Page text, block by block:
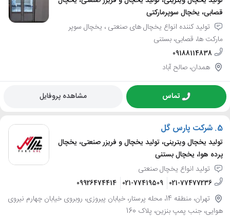
قصابی، یخچال سوپرمارکتی
تولید کننده انواع یخچال های صنعتی ، یخچال سوپر
مارکت ها، قصابی، بستنی
09188114838
همدان، صالح آباد
تماس مشاهده پروفایل
5. شرکت پارس گل
تولید یخچال ویترینی، تولید یخچال و فریزر صنعتی، یخچال
پرده هوا، یخچال بستنی
تولید انواع یخچال صنعتی
021-77477236
021-77419509
09926474414
تهران، منطقه 14، محله پرستار، خیابان پیروزی، روبروی خیابان چهارم نیروی
هوایی، جنب پمپ بنزین، پلاک 160